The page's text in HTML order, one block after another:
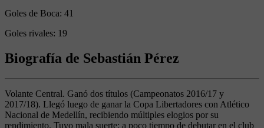
Goles de Boca: 41
Goles rivales: 19
Biografía de Sebastián Pérez
Volante Central. Ganó dos títulos (Campeonatos 2016/17 y
2017/18). Llegó luego de ganar la Copa Libertadores con Atlético
Nacional de Medellín, recibiendo múltiples elogios por su
rendimiento. Tuvo mala suerte: a poco tiempo de debutar en el club